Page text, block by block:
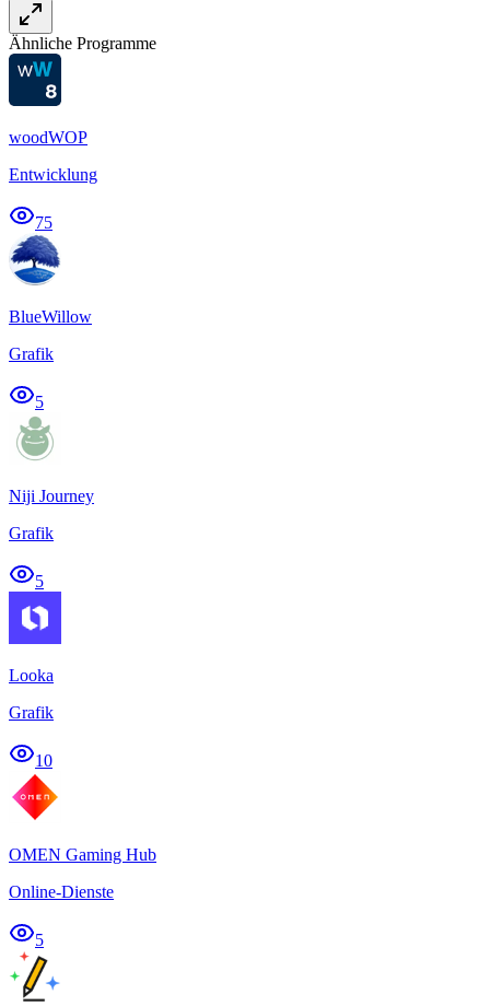
Ähnliche Programme
woodWOP
Entwicklung
75
BlueWillow
Grafik
5
Niji Journey
Grafik
5
Looka
Grafik
10
OMEN Gaming Hub
Online-Dienste
5